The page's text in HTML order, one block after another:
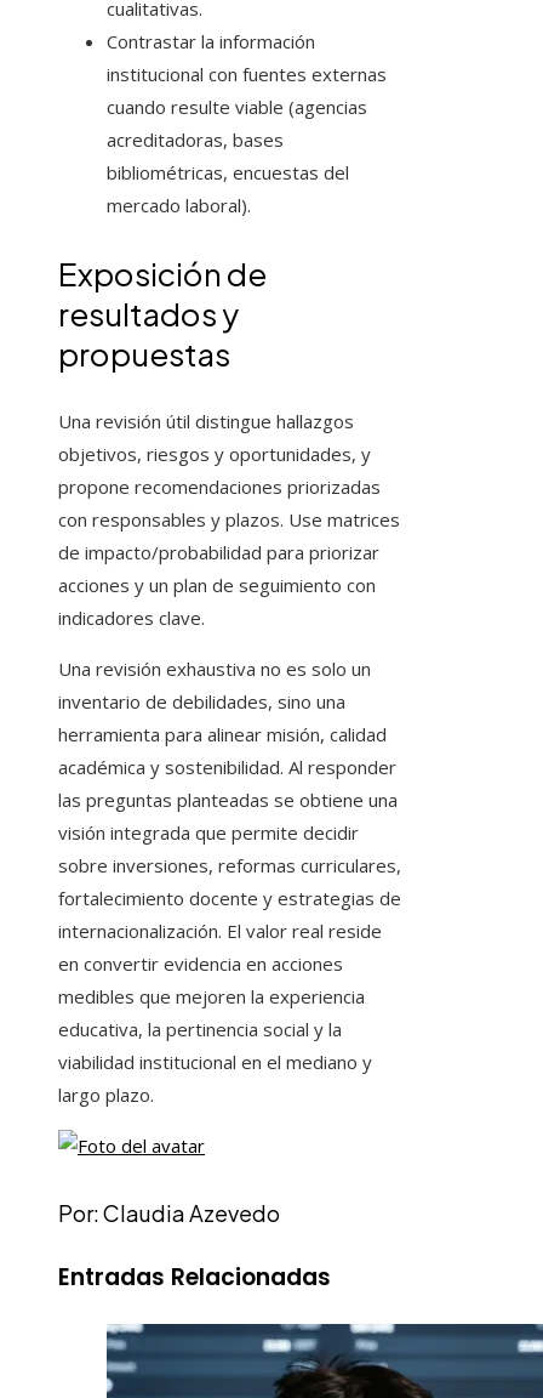
cualitativas.
Contrastar la información
institucional con fuentes externas
cuando resulte viable (agencias
acreditadoras, bases
bibliométricas, encuestas del
mercado laboral).
Exposición de
resultados y
propuestas
Una revisión útil distingue hallazgos
objetivos, riesgos y oportunidades, y
propone recomendaciones priorizadas
con responsables y plazos. Use matrices
de impacto/probabilidad para priorizar
acciones y un plan de seguimiento con
indicadores clave.
Una revisión exhaustiva no es solo un
inventario de debilidades, sino una
herramienta para alinear misión, calidad
académica y sostenibilidad. Al responder
las preguntas planteadas se obtiene una
visión integrada que permite decidir
sobre inversiones, reformas curriculares,
fortalecimiento docente y estrategias de
internacionalización. El valor real reside
en convertir evidencia en acciones
medibles que mejoren la experiencia
educativa, la pertinencia social y la
viabilidad institucional en el mediano y
largo plazo.
Por: Claudia Azevedo
Entradas Relacionadas